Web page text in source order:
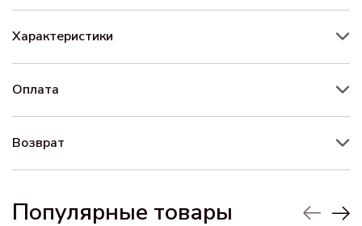
Характеристики
Оплата
Возврат
Популярные товары